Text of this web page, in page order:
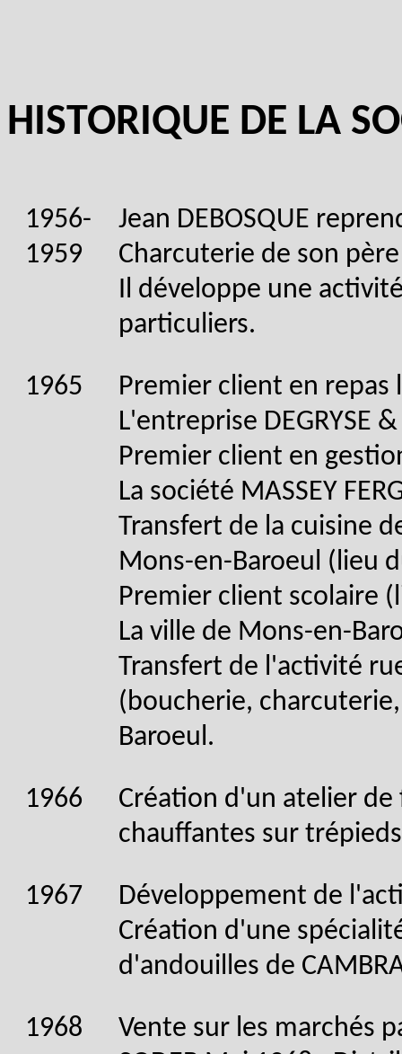
HISTORIQUE DE LA
1956-
1959
Jean DEBOSQUE
Charcuterie de son père
Il développe une
particuliers.
1965
Premier client en repas
L'entreprise DEGRYSE
Premier client en
La société MASSEY
Transfert de la cuisine
Mons-en-Baroeul (lieu
Premier client scolaire
La ville de Mons-en-
Transfert de l'activité
(boucherie,
Baroeul.
1966
Création d'un atelier
chauffantes sur trépieds
1967
Développement de
Création d'une
d'andouilles de
1968
Vente sur les marchés